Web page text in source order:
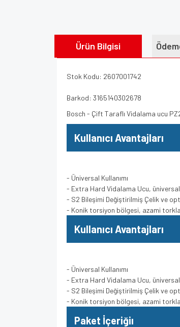
Ürün Bilgisi
Stok Kodu: 2607001742
Barkod: 3165140302678
Bosch - Çift Taraflı Vidalama ucu
Kullanıcı Avantajları
- Üniversal Kullanımı
- Extra Hard Vidalama Ucu,
- S2 Bileşimi Değiştirilmiş Çelik ve
- Konik torsiyon bölgesi, azami
Kullanıcı Avantajları
- Üniversal Kullanımı
- Extra Hard Vidalama Ucu,
- S2 Bileşimi Değiştirilmiş Çelik ve
- Konik torsiyon bölgesi, azami
Paket İçeriğiı